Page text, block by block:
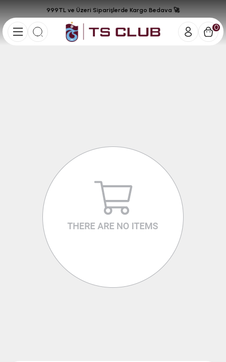
0
999TL ve Üzeri Siparişlerde Kargo Bedava 🚀